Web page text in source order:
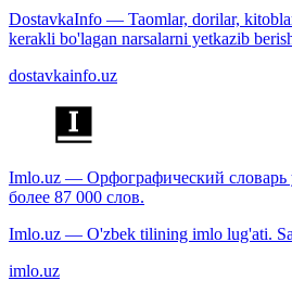
DostavkaInfo — Taomlar, dorilar,
kerakli bo'lagan narsalarni yetkazib
dostavkainfo.uz
Imlo.uz — Орфографический словарь
более 87 000 слов.
Imlo.uz — O'zbek tilining imlo lug'ati.
imlo.uz